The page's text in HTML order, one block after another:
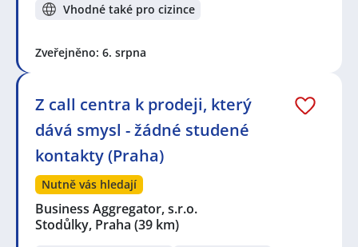
Vhodné také pro cizince
Zveřejněno: 6. srpna
Z call centra k prodeji, který
dává smysl - žádné studené
kontakty (Praha)
Nutně vás hledají
Business Aggregator, s.r.o.
Stodůlky, Praha (39 km)